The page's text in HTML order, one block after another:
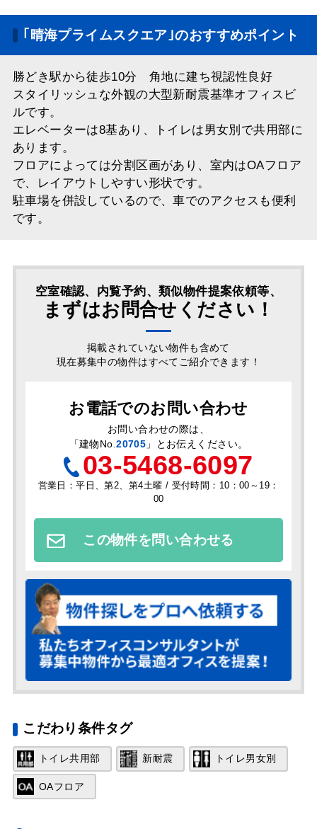
｢晴海プライムスクエア｣のおすすめポイント
勝どき駅から徒歩10分 角地に建ち視認性良好
スタイリッシュな外観の大型新耐震基準オフィスビ
ルです。
エレベーターは8基あり、トイレは男女別で共用部に
あります。
フロアによっては分割区画があり、室内はOAフロア
で、レイアウトしやすい形状です。
駐車場を併設しているので、車でのアクセスも便利
です。
空室確認、内覧予約、類似物件提案依頼等、
まずはお問合せください！
掲載されていない物件も含めて
現在募集中の物件はすべてご紹介できます！
お電話でのお問い合わせ
お問い合わせの際は、
「建物No.20705 」とお伝えください。
03-5468-6097
営業日：平日、第2、第4土曜 / 受付時間：10：00～19：
00
この物件を問い合わせる
こだわり条件タグ
トイレ共用部 新耐震 トイレ男女別
OAフロア